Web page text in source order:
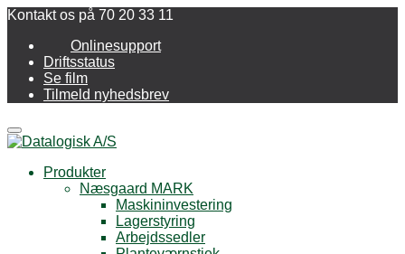
Kontakt os på 70 20 33 11
Onlinesupport
Driftsstatus
Se film
Tilmeld nyhedsbrev
Menu
Produkter
Næsgaard MARK
Maskininvestering
Lagerstyring
Arbejdssedler